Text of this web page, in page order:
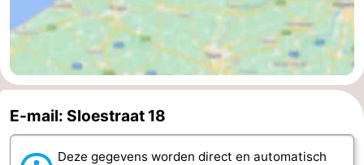
Haamstede
Natuur
Kop
van
Schouwen
Walcheren
-
Veere
-
Natuur
Oranjezon
-
Oostkapelle
E-mail: Sloestraat 18
Deze gegevens worden direct en automatisch